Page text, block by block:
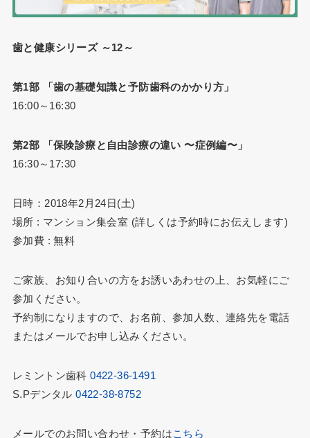
歯と健康シリーズ ～12～
第1部 「歯の基礎知識と予防歯科のかかり方」
16:00～16:30
第2部 「保険診療と自由診療の違い 〜症例編〜」
16:30～17:30
日時：2018年2月24日(土)
場所 : マンション集会室 (詳しくは予約時にお伝えします)
参加費 : 無料
ご家族、お知り合いの方をお誘いあわせの上、お気軽にご
参加ください。
予約制になりますので、お名前、参加人数、連絡先を電話
またはメールでお申し込みください。
レミントン歯科0422-36-1491
S.Pデンタル0422-38-8752
メールでのお問い合わせ・予約はこちら